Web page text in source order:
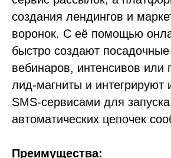
создания лендингов и
воронок. С её помощью
быстро создают
вебинаров, интенсивов или
лид-магниты и интегрируют
SMS-сервисами для запуска
автоматических цепочек
Преимущества: